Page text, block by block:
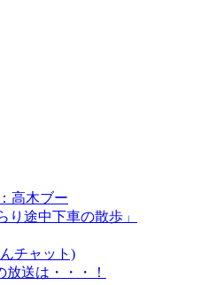
高木ブー
り途中下車の散歩」
チャット)
放送は・・・！